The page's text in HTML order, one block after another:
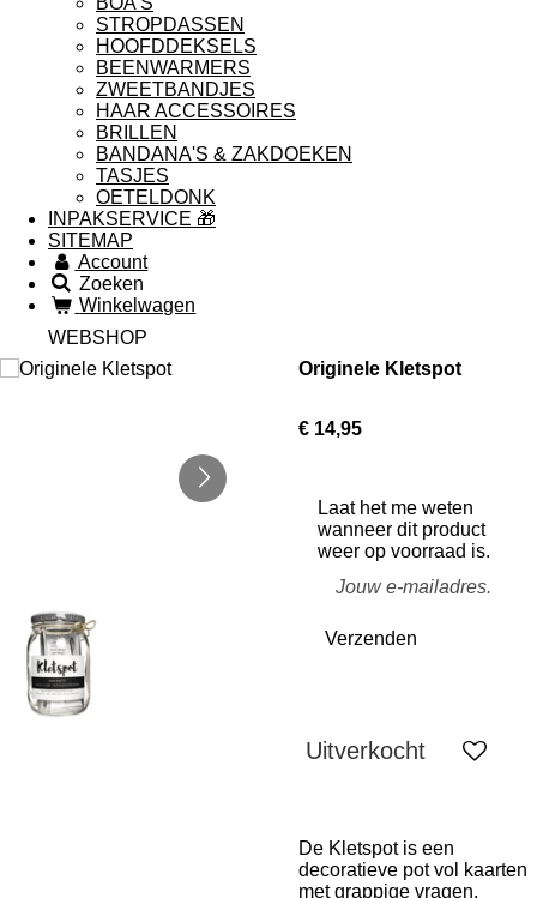
STROPDASSEN
HOOFDDEKSELS
BEENWARMERS
ZWEETBANDJES
HAAR ACCESSOIRES
BRILLEN
BANDANA'S & ZAKDOEKEN
TASJES
OETELDONK
INPAKSERVICE 🎁
SITEMAP
Account
Zoeken
Winkelwagen
WEBSHOP
Originele Kletspot
€ 14,95
Laat het me weten
wanneer dit product
weer op voorraad is.
Verzenden
Uitverkocht
De Kletspot is een
decoratieve pot vol kaarten
met grappige vragen,